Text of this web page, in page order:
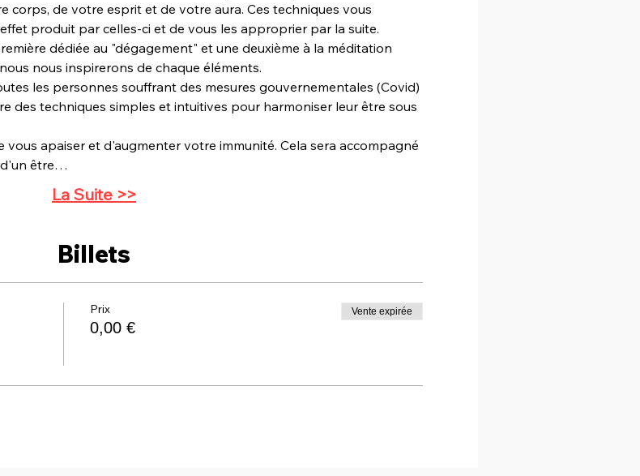
corps, de votre esprit et de votre aura. Ces techniques vous
produit par celles-ci et de vous les approprier par la suite.
dédiée au "dégagement" et une deuxième à la méditation
nous inspirerons de chaque éléments.
les personnes souffrant des mesures gouvernementales (Covid)
des techniques simples et intuitives pour harmoniser leur être sous
apaiser et d'augmenter votre immunité. Cela sera accompagné
d'un être…
La Suite >>
Billets
Prix
0,00 €
Vente expirée